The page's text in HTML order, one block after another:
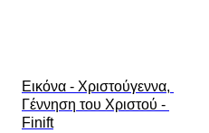
Εικόνα - Χριστούγεννα,
Γέννηση του Χριστού -
Finift